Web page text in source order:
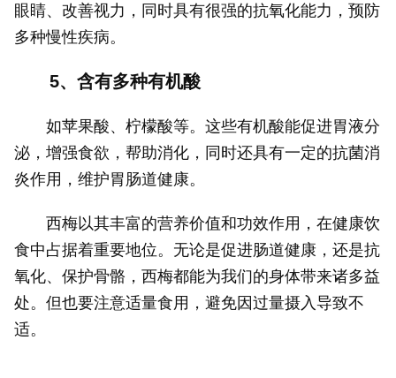
眼睛、改善视力，同时具有很强的抗氧化能力，预防
多种慢性疾病。
5、含有多种有机酸
如苹果酸、柠檬酸等。这些有机酸能促进胃液分
泌，增强食欲，帮助消化，同时还具有一定的抗菌消
炎作用，维护胃肠道健康。
西梅以其丰富的营养价值和功效作用，在健康饮
食中占据着重要地位。无论是促进肠道健康，还是抗
氧化、保护骨骼，西梅都能为我们的身体带来诸多益
处。但也要注意适量食用，避免因过量摄入导致不
适。